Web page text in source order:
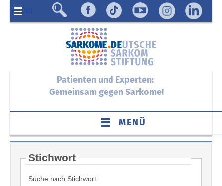
Menü
Patienten und Experten:
Gemeinsam gegen Sarkome!
MENÜ
Stichwort
Suche nach Stichwort: